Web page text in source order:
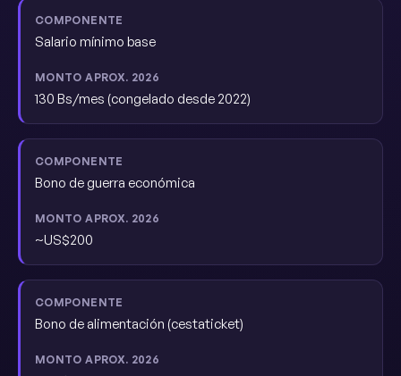
Salario mínimo base
130 Bs/mes (congelado desde 2022)
Bono de guerra económica
~US$200
Bono de alimentación (cestaticket)